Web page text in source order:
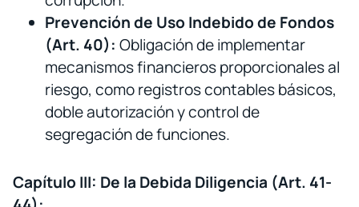
Prevención de Uso Indebido de Fondos
(Art. 40): Obligación de implementar
mecanismos financieros proporcionales al
riesgo, como registros contables básicos,
doble autorización y control de
segregación de funciones.
Capítulo III: De la Debida Diligencia (Art. 41-